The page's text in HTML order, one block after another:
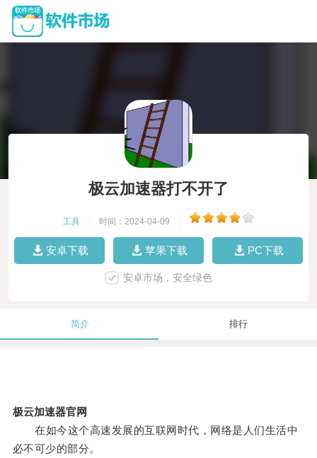
极云加速器打不开了
工具 时间：2024-04-09
安卓下载 苹果下载 PC下载
安卓市场，安全绿色
简介 排行
极云加速器官网
在如今这个高速发展的互联网时代，网络是人们生活中
必不可少的部分。